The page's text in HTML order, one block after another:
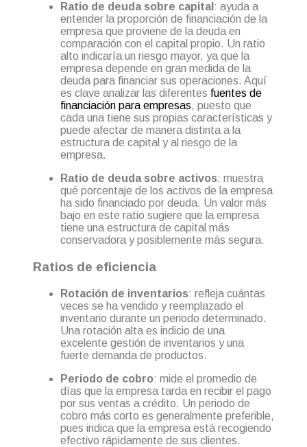
Ratio de deuda sobre capital : ayuda a
entender la proporción de financiación de la
empresa que proviene de la deuda en
comparación con el capital propio. Un ratio
alto indicaría un riesgo mayor, ya que la
empresa depende en gran medida de la
deuda para financiar sus operaciones. Aquí
es clave analizar las diferentes fuentes de
financiación para empresas, puesto que
cada una tiene sus propias características y
puede afectar de manera distinta a la
estructura de capital y al riesgo de la
empresa.
Ratio de deuda sobre activos: muestra
qué porcentaje de los activos de la empresa
ha sido financiado por deuda. Un valor más
bajo en este ratio sugiere que la empresa
tiene una estructura de capital más
conservadora y posiblemente más segura.
Ratios de eficiencia
Rotación de inventarios: refleja cuántas
veces se ha vendido y reemplazado el
inventario durante un periodo determinado.
Una rotación alta es indicio de una
excelente gestión de inventarios y una
fuerte demanda de productos.
Periodo de cobro: mide el promedio de
días que la empresa tarda en recibir el pago
por sus ventas a crédito. Un periodo de
cobro más corto es generalmente preferible,
pues indica que la empresa está recogiendo
efectivo rápidamente de sus clientes.